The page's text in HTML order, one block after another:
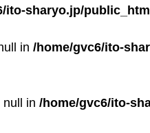
ito-sharyo.jp/
in /home/gvc6/ito-
null in /home/gvc6/ito-